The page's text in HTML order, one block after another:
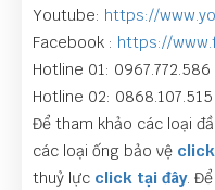
Youtube: https://
Facebook : https://
Hotline 01: 0967.772.586
Hotline 02: 0868.107.515
Để tham khảo các loại
các loại ống bảo vệ
thuỷ lực click tại đây.